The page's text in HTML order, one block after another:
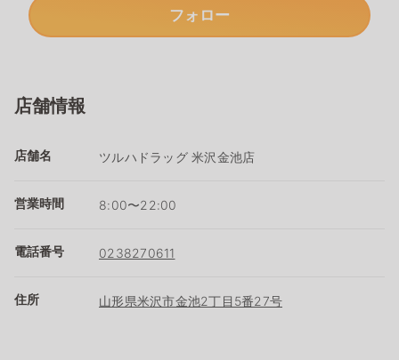
フォロー
店舗情報
店舗名 ツルハドラッグ 米沢金池店
営業時間 8:00〜22:00
電話番号 0238270611
住所 山形県米沢市金池2丁目5番27号